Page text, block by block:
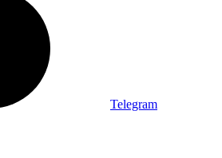
Telegram